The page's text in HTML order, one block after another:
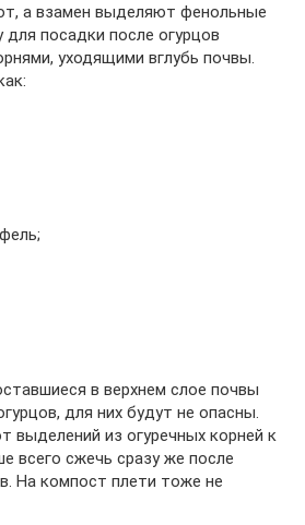
а взамен выделяют фенольные
посадки после огурцов
уходящими вглубь почвы.
в верхнем слое почвы
для них будут не опасны.
выделений из огуречных корней к
всего сжечь сразу же после
На компост плети тоже не